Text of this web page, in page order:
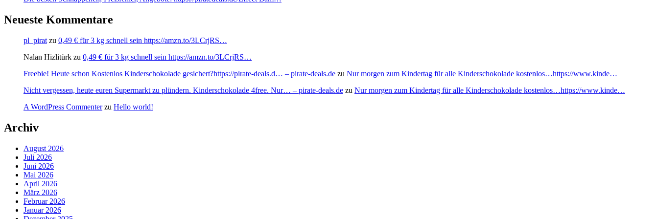
Neueste Kommentare
pl_pirat zu 0,49 € für 3 kg schnell sein https://amzn.to/3LCrjRS…
Nalan Hizlitürk zu 0,49 € für 3 kg schnell sein https://amzn.to/3LCrjRS…
Freebie! Heute schon Kostenlos Kinderschokolade gesichert?https://pirate-deals.d… – pirate-deals.de zu Nur morgen zum Kindertag für alle Kinderschokolade kostenlos…https://www.kinde…
Nicht vergessen, heute euren Supermarkt zu plündern. Kinderschokolade 4free. Nur… – pirate-deals.de zu Nur morgen zum Kindertag für alle Kinderschokolade kostenlos…https://www.kinde…
A WordPress Commenterzu Hello world!
Archiv
August 2026
Juli 2026
Juni 2026
Mai 2026
April 2026
März 2026
Februar 2026
Januar 2026